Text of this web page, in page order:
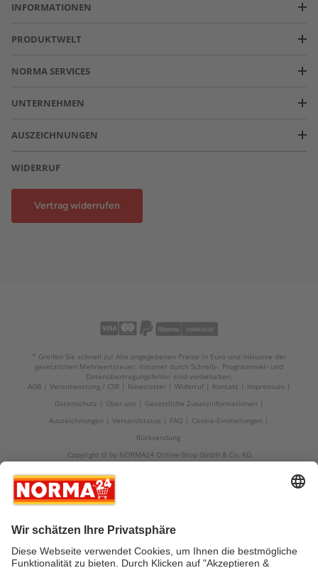
INFORMATIONEN
PRODUKTWELT
NORMA SERVICES
UNTERNEHMEN
AUSZEICHNUNGEN
WIDERRUF
Vertrag widerrufen
* Greifen Sie schnell zu! Alle angegebenen Preise in Euro und inklusive der
gesetzlichen Mehrwertsteuer. Irrtümer durch Schreib-, Programmier- und
Datenübertragungsfehler sind vorbehalten.
AGB
Verantwortung / CSR Newsletter Widerruf Kontakt
Impressum
Datenschutz
Über uns
Gesetzliche Zusatzinformationen
Auszeichnungen
Versandstatus FAQ
Cookie-Einstellungen
Rücksendung
Copyright © by NORMA24 Online-Shop GmbH & Co. KG